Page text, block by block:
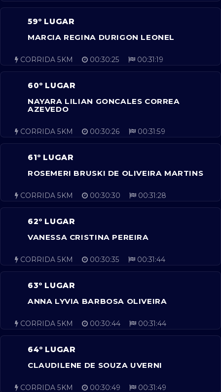
59º LUGAR
MARCIA REGINA DURIGON LEONEL
CORRIDA 5KM 00:30:25 00:31:19
60º LUGAR
NAYARA LILIAN GONCALES CORREA
AZEVEDO
CORRIDA 5KM 00:30:26 00:31:59
61º LUGAR
ROSEMERI BRUSKI DE OLIVEIRA MARTINS
CORRIDA 5KM 00:30:30 00:31:28
62º LUGAR
VANESSA CRISTINA PEREIRA
CORRIDA 5KM 00:30:35 00:31:44
63º LUGAR
ANNA LYVIA BARBOSA OLIVEIRA
CORRIDA 5KM 00:30:44 00:31:44
64º LUGAR
CLAUDILENE DE SOUZA UVERNI
CORRIDA 5KM 00:30:49 00:31:49